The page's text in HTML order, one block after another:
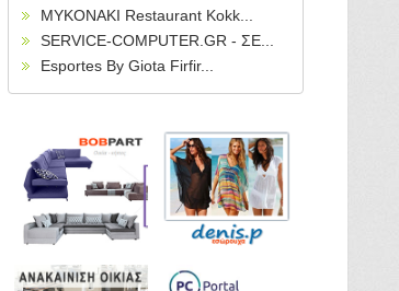
MYKONAKI Restaurant Kokk...
SERVICE-COMPUTER.GR - ΣΕ...
Esportes By Giota Firfir...